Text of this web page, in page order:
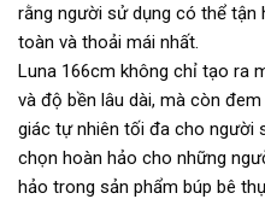
rằng người sử dụng có thể
toàn và thoải mái nhất.
Luna 166cm không chỉ tạo ra
và độ bền lâu dài, mà còn
giác tự nhiên tối đa cho người
chọn hoàn hảo cho những
hảo trong sản phẩm búp bê